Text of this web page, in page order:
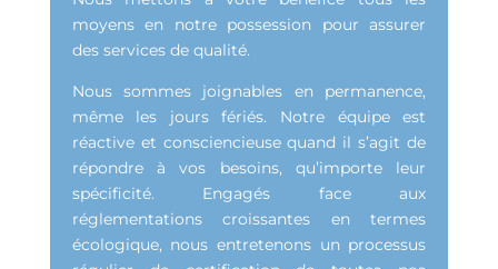
moyens en notre possession pour assurer
des services de qualité.
Nous sommes joignables en permanence,
même les jours fériés. Notre équipe est
réactive et consciencieuse quand il s’agit de
répondre à vos besoins, qu’importe leur
spécificité. Engagés face aux
réglementations croissantes en termes
écologique, nous entretenons un processus